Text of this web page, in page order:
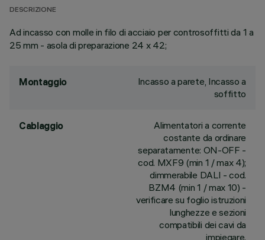
DESCRIZIONE
Ad incasso con molle in filo di acciaio per controsoffitti da 1 a
25 mm - asola di preparazione 24 x 42;
Montaggio
Incasso a parete, Incasso a
soffitto
Cablaggio
Alimentatori a corrente
costante da ordinare
separatamente: ON-OFF -
cod. MXF9 (min 1 / max 4);
dimmerabile DALI - cod.
BZM4 (min 1 / max 10) -
verificare su foglio istruzioni
lunghezze e sezioni
compatibili dei cavi da
impiegare.